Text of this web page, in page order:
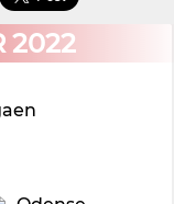
2022